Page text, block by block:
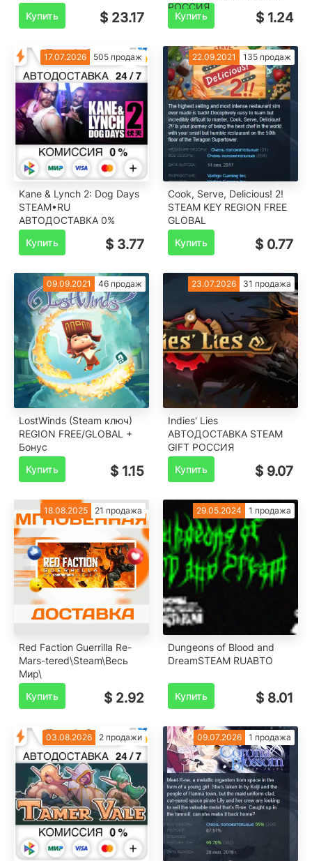
Купить
$ 23.17
РОССИЯ
Купить $ 1.24
17.07.2026 505 продаж
Kane & Lynch 2: Dog Days
STEAM•RU
️АВТОДОСТАВКА 0%
Купить
$ 3.77
22.09.2021 135 продаж
Cook, Serve, Delicious! 2!
STEAM KEY REGION FREE
GLOBAL
Купить
$ 0.77
09.09.2021 46 продаж
LostWinds (Steam ключ)
REGION FREE/GLOBAL +
Бонус
Купить
$ 1.15
23.07.2026 31 продажа
Indies' Lies
АВТОДОСТАВКА STEAM
GIFT РОССИЯ
Купить
$ 9.07
18.08.2025 21 продажа
Red Faction Guerrilla Re-
Mars-tered\Steam\Весь
Мир\
Купить
$ 2.92
29.05.2024 1 продажа
Dungeons of Blood and
DreamSTEAM RU️АВТО
Купить $ 8.01
03.08.2026 2 продажи 09.07.2026 1 продажа